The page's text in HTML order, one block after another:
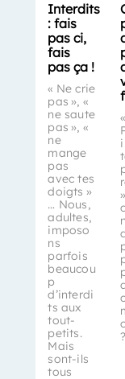
Interdits
: fais
pas ci,
fais
pas ça !
« Ne crie
pas », «
ne saute
pas », «
ne
mange
pas
avec tes
doigts »
… Nous,
adultes,
imposo
ns
parfois
beaucou
p
d’interdi
ts aux
tout-
petits.
Mais
sont-ils
tous
«